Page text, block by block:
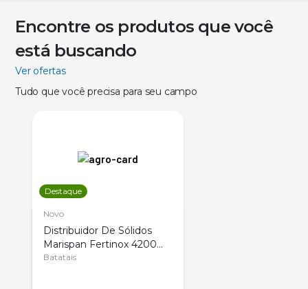
Encontre os produtos que você
está buscando
Ver ofertas
Tudo que você precisa para seu campo
Destaque
Novo
Distribuidor De Sólidos
Marispan Fertinox 4200
Citrus
Batatais